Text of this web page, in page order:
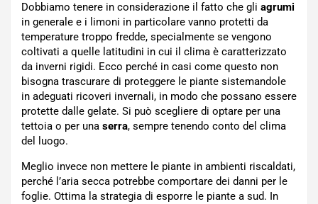
Dobbiamo tenere in considerazione il fatto che gli agrumi
in generale e i limoni in particolare vanno protetti da
temperature troppo fredde, specialmente se vengono
coltivati a quelle latitudini in cui il clima è caratterizzato
da inverni rigidi. Ecco perché in casi come questo non
bisogna trascurare di proteggere le piante sistemandole
in adeguati ricoveri invernali, in modo che possano essere
protette dalle gelate. Si può scegliere di optare per una
tettoia o per una serra, sempre tenendo conto del clima
del luogo.
Meglio invece non mettere le piante in ambienti riscaldati,
perché l’aria secca potrebbe comportare dei danni per le
foglie. Ottima la strategia di esporre le piante a sud. In